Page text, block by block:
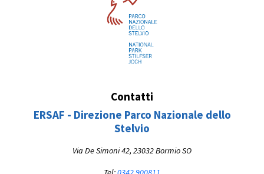
Contatti
ERSAF - Direzione Parco Nazionale dello
Stelvio
Via De Simoni 42, 23032 Bormio SO